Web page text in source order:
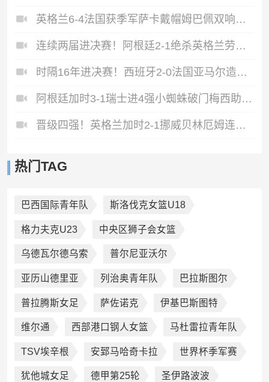
英格兰6-4法国获季军萨卡戴帽姆巴佩双响创纪录奥利塞2助+失良机
连续两届进决赛！阿根廷2-1绝杀英格兰劳塔罗恩佐破门梅西两助攻
时隔16年进决赛！西班牙2-0法国亚马尔造点奥亚萨瓦尔、波罗破门
阿根廷加时3-1瑞士进4强小蜘蛛破门梅西助攻麦卡恩博洛假摔染红
晋级四强！英格兰加时2-1挪威贝林厄姆连场双响谢尔德鲁普破门
热门TAG
巴西国际青年队 斯洛伐克女篮U18
格力夫克U23 中央区狮子会女篮
乌德瓦尔德乌索 普尔尼亚沃尔
亚历山德里亚 列治奥青年队 巴拉斯图尔
普拉腾斯女足 萨佐诺克 伊基巴斯图特
维尔通 西部港口钢人女篮 马杜雷拉青年队
TSV埃辛根 安郅马哈奇卡拉 世界杯季军赛
犹他城女足 德甲第25轮 圣伊路波波